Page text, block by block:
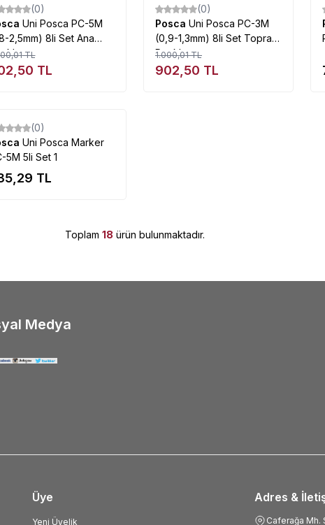
(0)
Uni Posca PC-5M
2,5mm) 8li Set Ana
TL
TL
%10
(0)
Posca Uni Posca PC-3M
(0,9-1,3mm) 8li Set Toprak
Renkler
1.000,01TL
902,50 TL
(0)
Uni Posca Marker
5M 5li Set 1
TL
Toplam 18 ürün bulunmaktadır.
Medya
Adres &
Caferağa Mh.
Üye
Yeni Üyelik